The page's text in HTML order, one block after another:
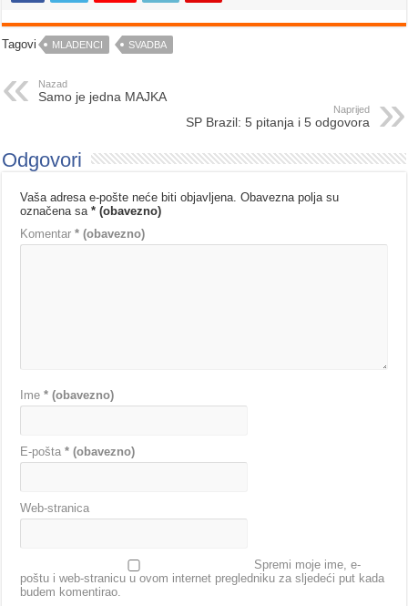
Tagovi MLADENCI SVADBA
Nazad
Samo je jedna MAJKA
Naprijed
SP Brazil: 5 pitanja i 5 odgovora
Odgovori
Vaša adresa e-pošte neće biti objavljena. Obavezna polja su
označena sa* (obavezno)
Komentar* (obavezno)
Ime* (obavezno)
E-pošta* (obavezno)
Web-stranica
Spremi moje ime, e-
poštu i web-stranicu u ovom internet pregledniku za sljedeći put kada
budem komentirao.